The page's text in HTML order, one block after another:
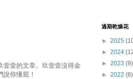
壹壹的文章。玖壹壹沒得金
你懂屁！
過期乾燥花
► 2025
► 2024
► 2023 (9)
► 2022 (8)